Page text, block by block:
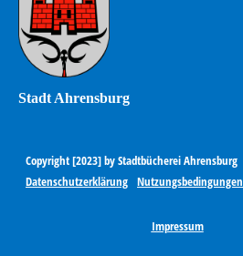
Stadt Ahrensburg
Copyright [2023] by Stadtbücherei Ahrensburg
Datenschutzerklärung Nutzungsbedingungen
Impressum